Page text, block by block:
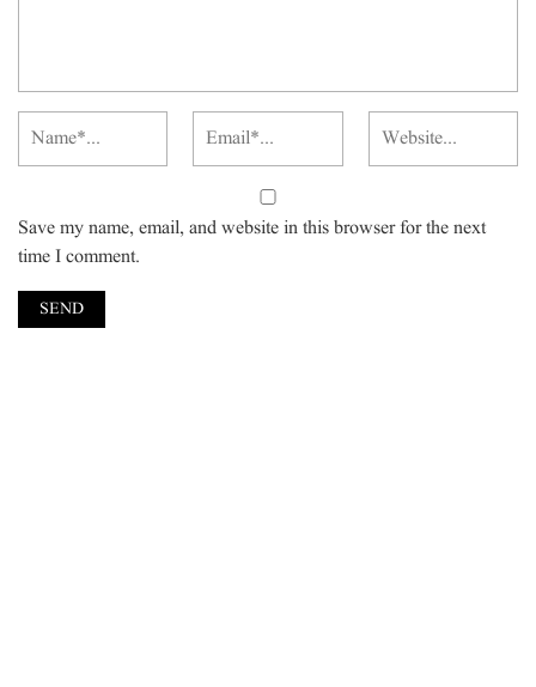
Save my name, email, and website in this browser for the next
time I comment.